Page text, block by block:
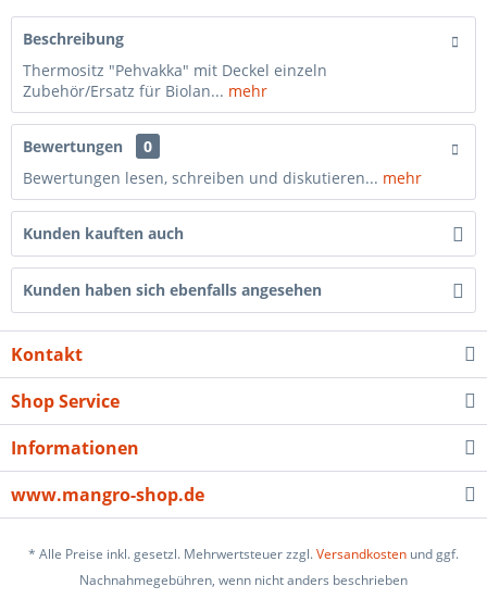
Beschreibung
Thermositz "Pehvakka" mit Deckel einzeln
Zubehör/Ersatz für Biolan... mehr
Bewertungen
0
Bewertungen lesen, schreiben und diskutieren... mehr
Kunden kauften auch
Kunden haben sich ebenfalls angesehen
Kontakt
Shop Service
Informationen
www.mangro-shop.de
* Alle Preise inkl. gesetzl. Mehrwertsteuer zzgl.Versandkosten und ggf.
Nachnahmegebühren, wenn nicht anders beschrieben